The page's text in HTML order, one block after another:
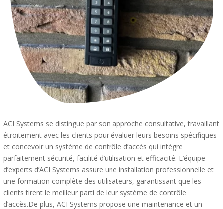
ACI Systems se distingue par son approche consultative, travaillant
étroitement avec les clients pour évaluer leurs besoins spécifiques
et concevoir un système de contrôle d’accès qui intègre
parfaitement sécurité, facilité d’utilisation et efficacité. L’équipe
d’experts d’ACI Systems assure une installation professionnelle et
une formation complète des utilisateurs, garantissant que les
clients tirent le meilleur parti de leur système de contrôle
d’accès.De plus, ACI Systems propose une maintenance et un